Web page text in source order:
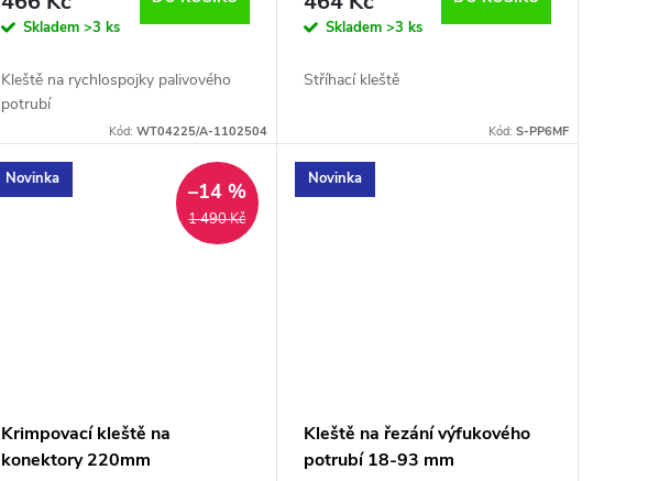
Skladem>3 ks
Kleště na rychlospojky palivového
potrubí
Kód: WT04225/A-1102504
Skladem >3 ks
Stříhací kleště
Kód: S-PP6MF
Novinka
1 490 Kč
–14 %
Krimpovací kleště na
konektory 220mm
Novinka
Kleště na řezání výfukového
potrubí 18-93 mm